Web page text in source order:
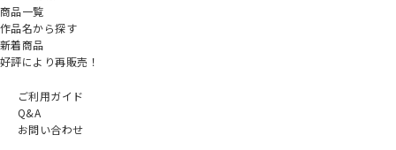
商品一覧
作品名から探す
新着商品
好評により再販売！
ご利用ガイド
Q&A
お問い合わせ